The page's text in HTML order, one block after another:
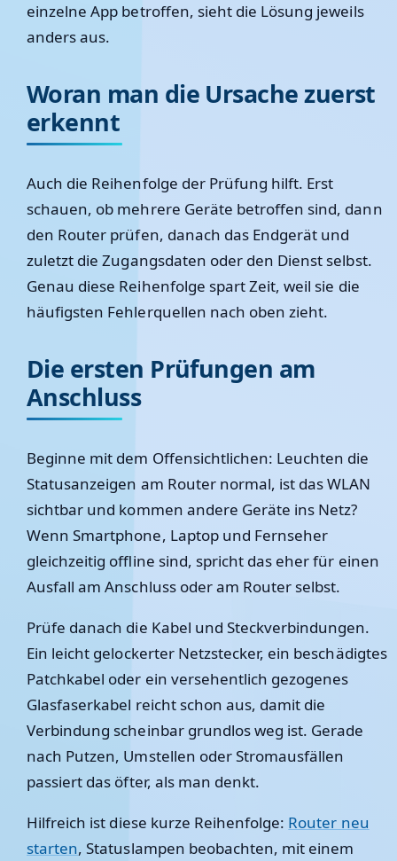
einzelne App betroffen, sieht die Lösung jeweils
anders aus.
Woran man die Ursache zuerst
erkennt
Auch die Reihenfolge der Prüfung hilft. Erst
schauen, ob mehrere Geräte betroffen sind, dann
den Router prüfen, danach das Endgerät und
zuletzt die Zugangsdaten oder den Dienst selbst.
Genau diese Reihenfolge spart Zeit, weil sie die
häufigsten Fehlerquellen nach oben zieht.
Die ersten Prüfungen am
Anschluss
Beginne mit dem Offensichtlichen: Leuchten die
Statusanzeigen am Router normal, ist das WLAN
sichtbar und kommen andere Geräte ins Netz?
Wenn Smartphone, Laptop und Fernseher
gleichzeitig offline sind, spricht das eher für einen
Ausfall am Anschluss oder am Router selbst.
Prüfe danach die Kabel und Steckverbindungen.
Ein leicht gelockerter Netzstecker, ein beschädigtes
Patchkabel oder ein versehentlich gezogenes
Glasfaserkabel reicht schon aus, damit die
Verbindung scheinbar grundlos weg ist. Gerade
nach Putzen, Umstellen oder Stromausfällen
passiert das öfter, als man denkt.
Hilfreich ist diese kurze Reihenfolge: Router neu
starten, Statuslampen beobachten, mit einem